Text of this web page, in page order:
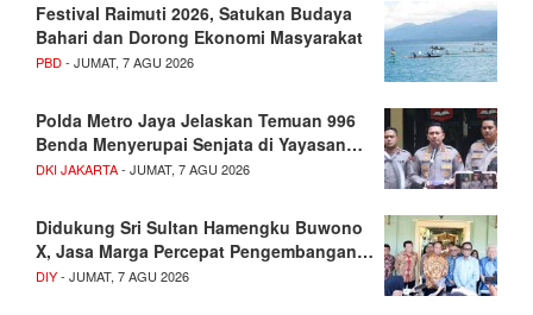
Festival Raimuti 2026, Satukan Budaya
Bahari dan Dorong Ekonomi Masyarakat
PBD- JUMAT, 7 AGU 2026
Polda Metro Jaya Jelaskan Temuan 996
Benda Menyerupai Senjata di Yayasan…
DKI JAKARTA- JUMAT, 7 AGU 2026
Didukung Sri Sultan Hamengku Buwono
X, Jasa Marga Percepat Pengembangan…
DIY- JUMAT, 7 AGU 2026